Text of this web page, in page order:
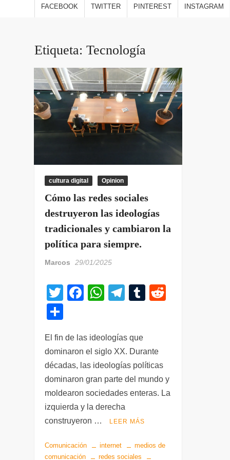
viajes y
FACEBOOK TWITTER PINTEREST INSTAGRAM
Etiqueta:Tecnología
cultura digital Opinion
Cómo las redes sociales
destruyeron las ideologías
tradicionales y cambiaron la
política para siempre.
Marcos 29/01/2025
T
er
F
e
b
o
o
k
W
s
A
p
p
T
gr
a
m
T
r
m
p
ar
tir
El fin de las ideologías que
dominaron el siglo XX. Durante
décadas, las ideologías políticas
dominaron gran parte del mundo y
moldearon sociedades enteras. La
izquierda y la derecha
construyeron …
LEER MÁS
Comunicación internet
medios de
comunicación
redes sociales